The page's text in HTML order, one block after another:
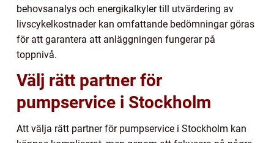
behovsanalys och energikalkyler till utvärdering av
livscykelkostnader kan omfattande bedömningar göras
för att garantera att anläggningen fungerar på
toppnivå.
Välj rätt partner för
pumpservice i Stockholm
Att välja rätt partner för pumpservice i Stockholm kan